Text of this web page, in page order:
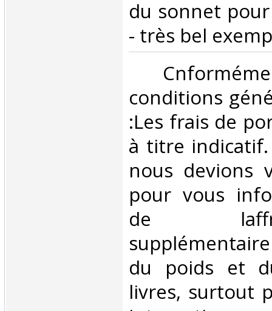
du sonnet
- très bel
conditions
:Les frais de
à titre
nous devions
pour vous
de
du poids et
livres, surtout